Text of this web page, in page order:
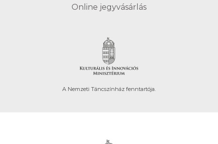
Online jegyvásárlás
A Nemzeti Táncszínház fenntartója.